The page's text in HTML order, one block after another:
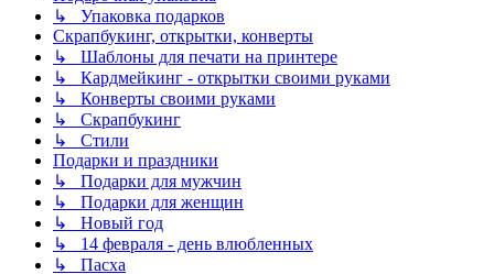
↳ Упаковка подарков
Скрапбукинг, открытки, конверты
↳ Шаблоны для печати на принтере
↳ Кардмейкинг - открытки своими руками
↳ Конверты своими руками
↳ Скрапбукинг
↳ Стили
Подарки и праздники
↳ Подарки для мужчин
↳ Подарки для женщин
↳ Новый год
↳ 14 февраля - день влюбленных
↳ Пасха